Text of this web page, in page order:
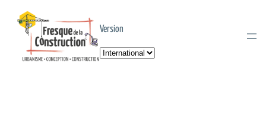
contenu
Version
Choisir